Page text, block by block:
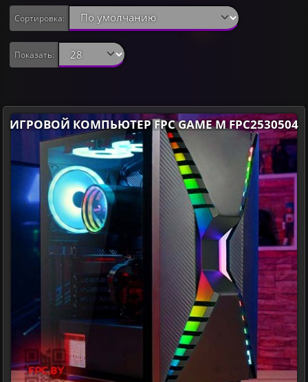
Сортировка:
Показать:
ИГРОВОЙ КОМПЬЮТЕР FPC GAME M FPC2530504